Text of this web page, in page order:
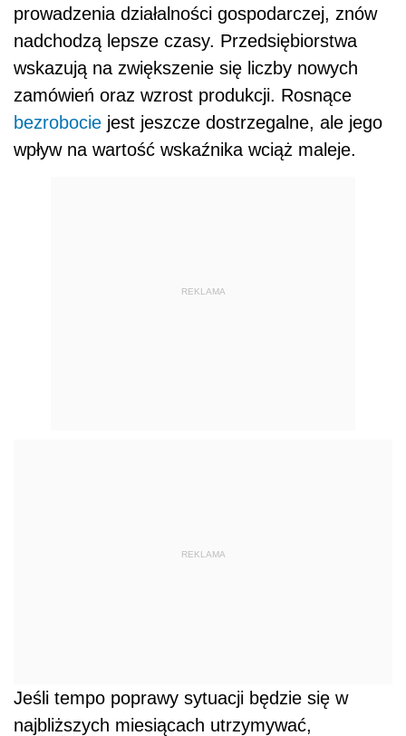
prowadzenia działalności gospodarczej, znów
nadchodzą lepsze czasy. Przedsiębiorstwa
wskazują na zwiększenie się liczby nowych
zamówień oraz wzrost produkcji. Rosnące
bezrobocie jest jeszcze dostrzegalne, ale jego
wpływ na wartość wskaźnika wciąż maleje.
REKLAMA
REKLAMA
Jeśli tempo poprawy sytuacji będzie się w
najbliższych miesiącach utrzymywać,